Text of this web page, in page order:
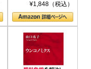
¥1,848（税込）